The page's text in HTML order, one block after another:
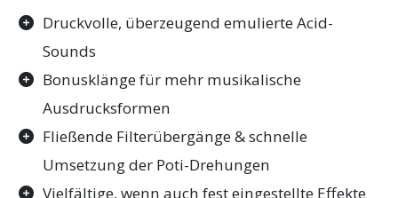
Druckvolle, überzeugend emulierte Acid-
Sounds
Bonusklänge für mehr musikalische
Ausdrucksformen
Fließende Filterübergänge & schnelle
Umsetzung der Poti-Drehungen
Vielfältige, wenn auch fest eingestellte Effekte